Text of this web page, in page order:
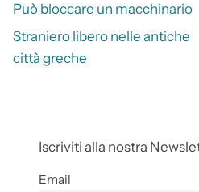
Può bloccare un macchinario
Straniero libero nelle antiche
città greche
Iscriviti alla nostra
Email